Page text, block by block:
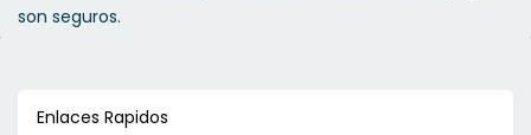
son seguros.
Enlaces Rapidos